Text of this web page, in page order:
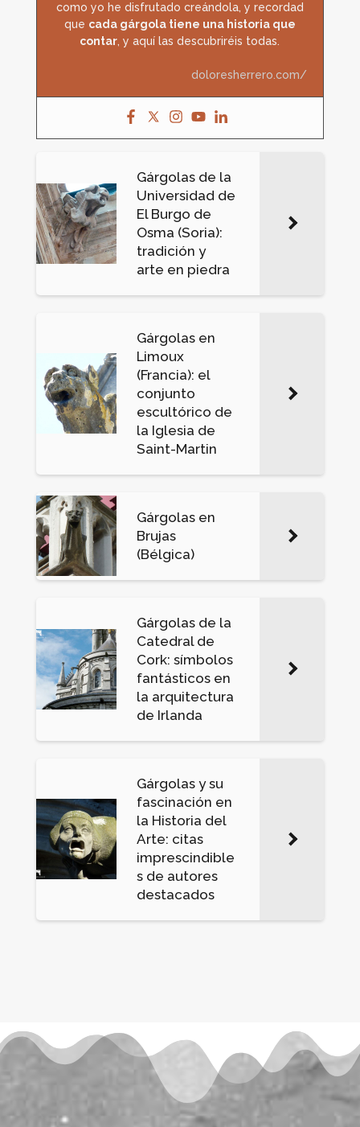
como yo he disfrutado creándola, y recordad
que cada gárgola tiene una historia que
contar, y aquí las descubriréis todas.
doloresherrero.com/
Gárgolas de la
Universidad de
El Burgo de
Osma (Soria):
tradición y
arte en piedra
Gárgolas en
Limoux
(Francia): el
conjunto
escultórico de
la Iglesia de
Saint-Martin
Gárgolas en
Brujas
(Bélgica)
Gárgolas de la
Catedral de
Cork: símbolos
fantásticos en
la arquitectura
de Irlanda
Gárgolas y su
fascinación en
la Historia del
Arte: citas
imprescindible
s de autores
destacados